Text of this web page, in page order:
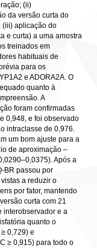
(ii)
da versão curta do
(iii) aplicação do
e curta) a uma amostra
treinados em
habituais de
para os
e ADORA2A. O
quanto à
A
foram confirmadas
0,948, e foi observado
intraclasse de 0,976.
um bom ajuste para a
de aproximação –
Após a
BR passou por
a reduzir o
por fator, mantendo
curta com 21
interobservador e a
quanto o
0,729) e
≥ 0,915) para todo o